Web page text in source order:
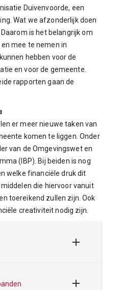
Duivenvoorde, een
Wat we afzonderlijk doen
is het belangrijk om
mee te nemen in
hebben voor de
en voor de gemeente.
rapporten gaan de
er meer nieuwe taken van
komen te liggen. Onder
van de Omgevingswet en
(IBP). Bij beiden is nog
welke financiële druk dit
die hiervoor vanuit
toereikend zullen zijn. Ook
creativiteit nodig zijn.